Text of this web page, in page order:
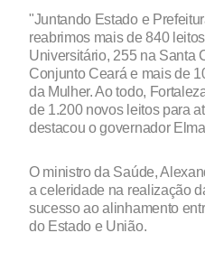
"Juntando Estado e
reabrimos mais de 840
Universitário, 255 na Santa
Conjunto Ceará e mais de
da Mulher. Ao todo,
de 1.200 novos leitos para
destacou o governador
O ministro da Saúde,
a celeridade na realização
sucesso ao alinhamento
do Estado e União.